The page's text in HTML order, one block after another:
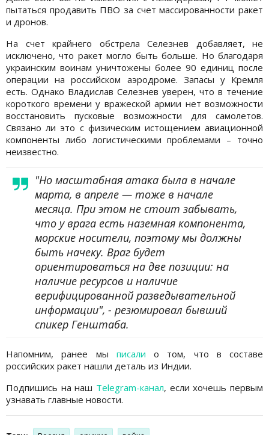
пытаться продавить ПВО за счет массированности ракет
и дронов.
На счет крайнего обстрела Селезнев добавляет, не
исключено, что ракет могло быть больше. Но благодаря
украинским воинам уничтожены более 90 единиц после
операции на российском аэродроме. Запасы у Кремля
есть. Однако Владислав Селезнев уверен, что в течение
короткого времени у вражеской армии нет возможности
восстановить пусковые возможности для самолетов.
Связано ли это с физическим истощением авиационной
компоненты либо логистическими проблемами – точно
неизвестно.
"Но масштабная атака была в начале
марта, в апреле — тоже в начале
месяца. При этом не стоит забывать,
что у врага есть наземная компонента,
морские носители, поэтому мы должны
быть начеку. Враг будет
ориентироваться на две позиции: на
наличие ресурсов и наличие
верифицированной разведывательной
информации", - резюмировал бывший
спикер Генштаба.
Напомним, ранее мы писали о том, что в составе
российских ракет нашли деталь из Индии.
Подпишись на наш Telegram-канал, если хочешь первым
узнавать главные новости.